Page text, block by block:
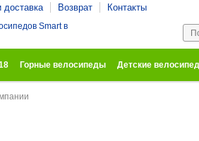
доставка Возврат Контакты
Горные велосипеды Детские